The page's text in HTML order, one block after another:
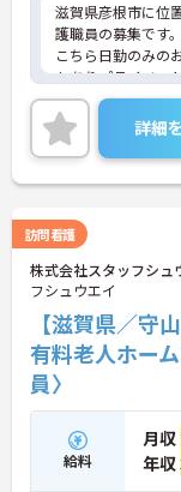
滋賀県彦根市に位
護職員の募集です。
こちら日勤のみの
もありプライベー
の環境です◎
昇給や賞与制度が
りと職員に還元さ
ているのは嬉しい
こちらの求人にご
ます。
詳細
訪問看護
株式会社スタッフシュ
フシュウエイ
【滋賀県／
有料老人ホー
員〉
給料
月収
年収